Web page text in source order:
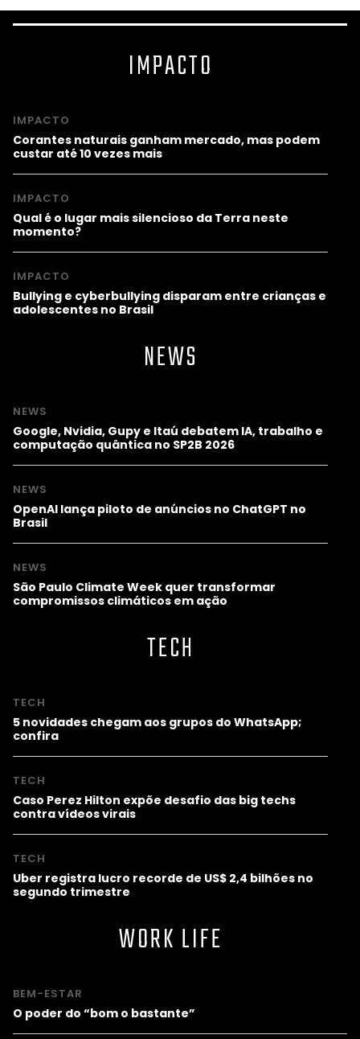
IMPACTO
IMPACTO
Corantes naturais ganham mercado, mas podem
custar até 10 vezes mais
IMPACTO
Qual é o lugar mais silencioso da Terra neste
momento?
IMPACTO
Bullying e cyberbullying disparam entre crianças e
adolescentes no Brasil
NEWS
NEWS
Google, Nvidia, Gupy e Itaú debatem IA, trabalho e
computação quântica no SP2B 2026
NEWS
OpenAI lança piloto de anúncios no ChatGPT no
Brasil
NEWS
São Paulo Climate Week quer transformar
compromissos climáticos em ação
TECH
TECH
5 novidades chegam aos grupos do WhatsApp;
confira
TECH
Caso Perez Hilton expõe desafio das big techs
contra vídeos virais
TECH
Uber registra lucro recorde de US$ 2,4 bilhões no
segundo trimestre
WORK LIFE
BEM-ESTAR
O poder do “bom o bastante”